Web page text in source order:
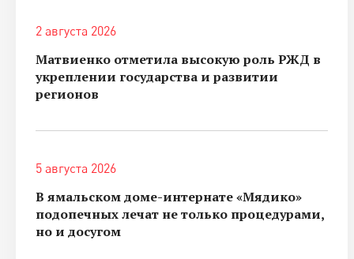
2 августа 2026
Матвиенко отметила высокую роль РЖД в
укреплении государства и развитии
регионов
5 августа 2026
В ямальском доме-интернате «Мядико»
подопечных лечат не только процедурами,
но и досугом